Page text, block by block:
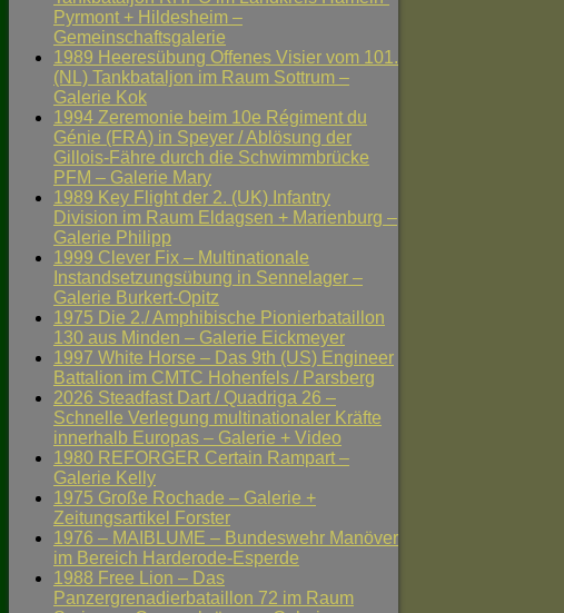
Pyrmont + Hildesheim –
Gemeinschaftsgalerie
1989 Heeresübung Offenes Visier vom 101.
(NL) Tankbataljon im Raum Sottrum –
Galerie Kok
1994 Zeremonie beim 10e Régiment du
Génie (FRA) in Speyer / Ablösung der
Gillois-Fähre durch die Schwimmbrücke
PFM – Galerie Mary
1989 Key Flight der 2. (UK) Infantry
Division im Raum Eldagsen + Marienburg –
Galerie Philipp
1999 Clever Fix – Multinationale
Instandsetzungsübung in Sennelager –
Galerie Burkert-Opitz
1975 Die 2./ Amphibische Pionierbataillon
130 aus Minden – Galerie Eickmeyer
1997 White Horse – Das 9th (US) Engineer
Battalion im CMTC Hohenfels / Parsberg
2026 Steadfast Dart / Quadriga 26 –
Schnelle Verlegung multinationaler Kräfte
innerhalb Europas – Galerie + Video
1980 REFORGER Certain Rampart –
Galerie Kelly
1975 Große Rochade – Galerie +
Zeitungsartikel Forster
1976 – MAIBLUME – Bundeswehr Manöver
im Bereich Harderode-Esperde
1988 Free Lion – Das
Panzergrenadierbataillon 72 im Raum